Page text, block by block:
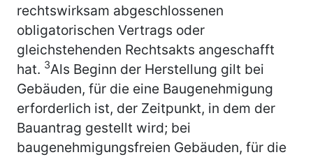
rechtswirksam abgeschlossenen
obligatorischen Vertrags oder
gleichstehenden Rechtsakts angeschafft
hat. 3Als Beginn der Herstellung gilt bei
Gebäuden, für die eine Baugenehmigung
erforderlich ist, der Zeitpunkt, in dem der
Bauantrag gestellt wird; bei
baugenehmigungsfreien Gebäuden, für die